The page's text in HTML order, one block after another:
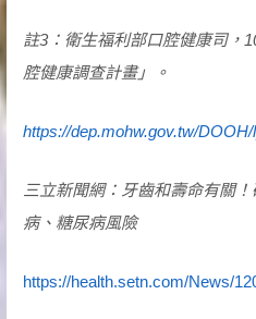
註3：衛生福利部口腔健康司，
腔健康調查計畫」。
https://dep.mohw.gov.tw/
三立新聞網：牙齒和壽命有關
病、糖尿病風險
https://health.setn.com/News/